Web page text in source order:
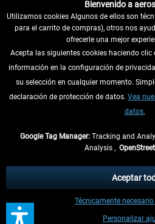
DESISTIR DEL CONTRATO
INFORMACIÓN
tasas de recepción si no se
** De aplicación a envíos dentro de
demás países se pueden consultar
Bienvenido a
Utilizamos cookies Algunos de ellos son
para el carrito de compras), otros nos
ofrecerle una mejor
Acepta las siguientes cookies haciendo
información en la configuración de
su selección en cualquier momento.
declaración de protección de datos. Vea
datos.
Google Tag Manager: Tracking and
Analysis ,
Personalizar
Técnicamente
Aceptar